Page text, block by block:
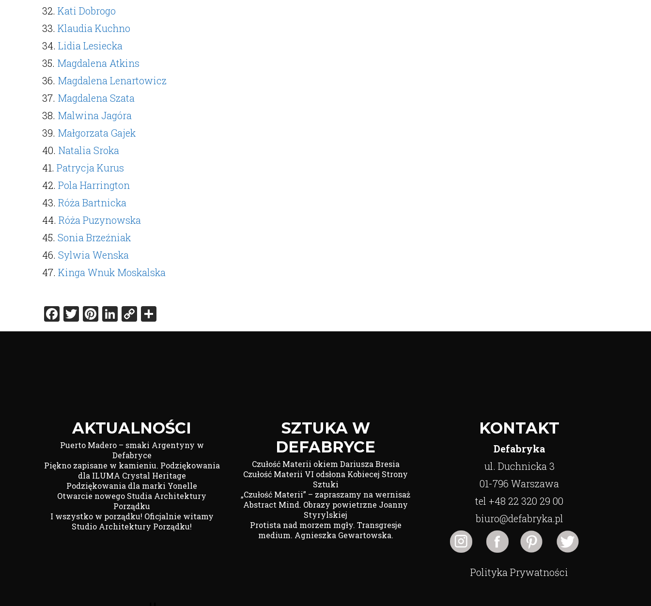
32. Kati Dobrogo
33. Klaudia Kuchno
34. Lidia Lesiecka
35. Magdalena Atkins
36. Magdalena Lenartowicz
37. Magdalena Szata
38. Malwina Jagóra
39. Małgorzata Gajek
40. Natalia Sroka
41. Patrycja Kurus
42. Pola Harrington
43. Róża Bartnicka
44. Róża Puzynowska
45. Sonia Brzeźniak
46. Sylwia Wenska
47. Kinga Wnuk Moskalska
Facebook
Twitter
Pinterest
LinkedIn
Copy
Link
AKTUALNOŚCI
Puerto Madero – smaki Argentyny w
Defabryce
Piękno zapisane w kamieniu. Podziękowania
dla ILUMA Crystal Heritage
Podziękowania dla marki Yonelle
Otwarcie nowego Studia Architektury
Porządku
I wszystko w porządku! Oficjalnie witamy
Studio Architektury Porządku!
SZTUKA W
DEFABRYCE
Czułość Materii okiem Dariusza Bresia
Czułość Materii VI odsłona Kobiecej Strony
Sztuki
„Czułość Materii” – zapraszamy na wernisaż
Abstract Mind. Obrazy powietrzne Joanny
Styrylskiej
Protista nad morzem mgły. Transgresje
medium. Agnieszka Gewartowska.
KONTAKT
Defabryka
ul. Duchnicka 3
01-796 Warszawa
tel +48 22 320 29 00
biuro@defabryka.pl
Polityka Prywatności